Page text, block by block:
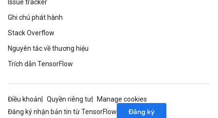
Issue tracker
Ghi chú phát hành
Stack Overflow
Nguyên tắc về thương hiệu
Trích dẫn TensorFlow
Điều khoản Quyền riêng tư
Manage cookies
Đăng ký nhận bản tin từ TensorFlow
Đăng ký